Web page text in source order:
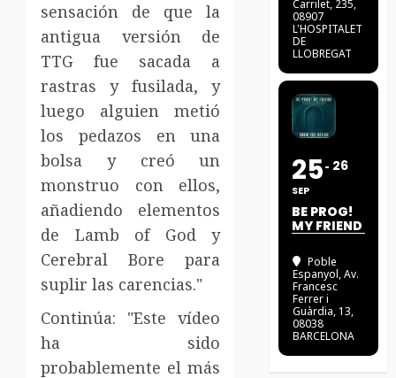
sensación de que la
antigua versión de
TTG fue sacada a
rastras y fusilada, y
luego alguien metió
los pedazos en una
bolsa y creó un
monstruo con ellos,
añadiendo elementos
de Lamb of God y
Cerebral Bore para
suplir las carencias."
Continúa: "Este vídeo
ha sido
probablemente el más
Carrilet, 235,
08907
L'HOSPITALET
DE
LLOBREGAT
25
SEP
26
BE PROG!
MY FRIEND
Poble
Espanyol, Av.
Francesc
Ferrer i
Guàrdia, 13,
08038
BARCELONA